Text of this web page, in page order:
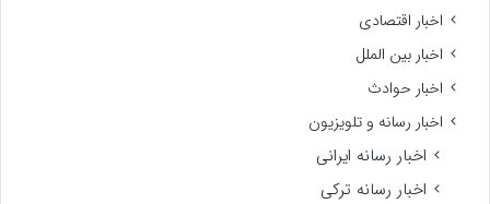
اخبار اقتصادی
اخبار بین الملل
اخبار حوادث
اخبار رسانه و تلویزیون
اخبار رسانه ایرانی
اخبار رسانه ترکی